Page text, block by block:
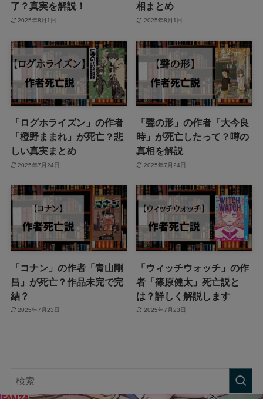
了？真実を解説！
2025年8月1日
相まとめ
2025年8月1日
「ログホライズン」の作者
「橙野ままれ」が死亡？悲
しい真実まとめ
2025年7月24日
「聲の形」の作者「大今良
時」が死亡したって？噂の
真相を解説
2025年7月24日
「コナン」の作者「青山剛
昌」が死亡？作品未完で完
結？
2025年7月23日
「ウィッチウォッチ」の作
者「篠原健太」死亡説と
は？詳しく解説します
2025年7月23日